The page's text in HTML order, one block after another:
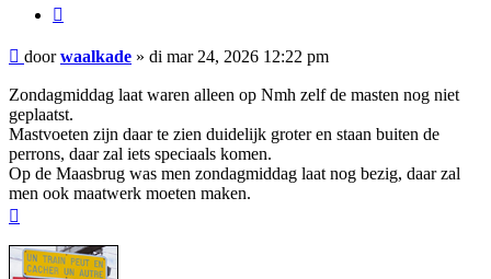
Bericht
doorwaalkade » di mar 24, 2026 12:22 pm
Zondagmiddag laat waren alleen op Nmh zelf de masten nog niet
geplaatst.
Mastvoeten zijn daar te zien duidelijk groter en staan buiten de
perrons, daar zal iets speciaals komen.
Op de Maasbrug was men zondagmiddag laat nog bezig, daar zal
men ook maatwerk moeten maken.